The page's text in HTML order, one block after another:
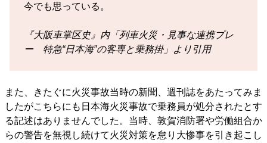
今でも思っている。
『大阪車掌区史』内「列車火災・見事な連携プレ
ー 特急“日本海”の客専と乗務掛」より引用
また、きたぐに火災事故当時の新聞、週刊誌をあたってみま
したがこちらにも日本海火災事故で乗務員が処分されたとす
る記述はありませんでした。当時、敦賀消防署や労働組合か
らの警告を無視し続けて火災対策を怠り大惨事を引き起こし